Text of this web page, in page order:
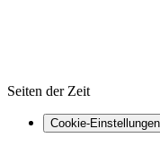
Seiten der Zeit
Cookie-Einstellungen